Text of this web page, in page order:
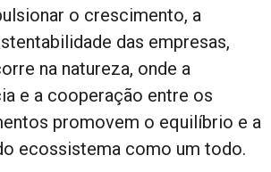
o crescimento, a
das empresas,
na natureza, onde a
e a cooperação entre os
promovem o equilíbrio e a
ecossistema como um todo.